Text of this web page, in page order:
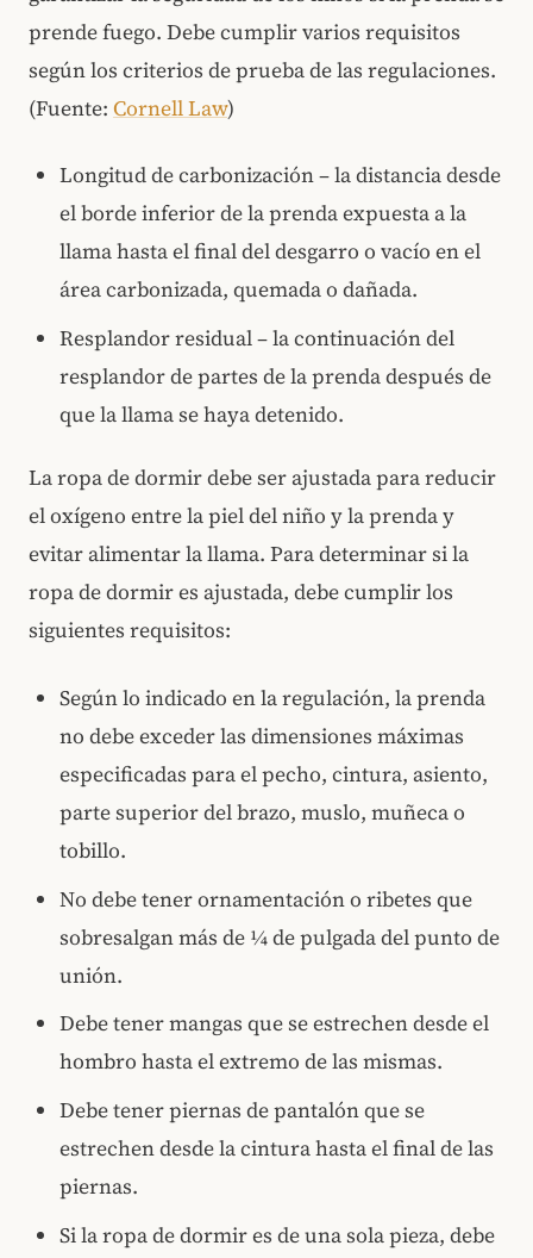
prende fuego. Debe cumplir varios requisitos
según los criterios de prueba de las regulaciones.
(Fuente: Cornell Law)
Longitud de carbonización – la distancia desde
el borde inferior de la prenda expuesta a la
llama hasta el final del desgarro o vacío en el
área carbonizada, quemada o dañada.
Resplandor residual – la continuación del
resplandor de partes de la prenda después de
que la llama se haya detenido.
La ropa de dormir debe ser ajustada para reducir
el oxígeno entre la piel del niño y la prenda y
evitar alimentar la llama. Para determinar si la
ropa de dormir es ajustada, debe cumplir los
siguientes requisitos:
Según lo indicado en la regulación, la prenda
no debe exceder las dimensiones máximas
especificadas para el pecho, cintura, asiento,
parte superior del brazo, muslo, muñeca o
tobillo.
No debe tener ornamentación o ribetes que
sobresalgan más de ¼ de pulgada del punto de
unión.
Debe tener mangas que se estrechen desde el
hombro hasta el extremo de las mismas.
Debe tener piernas de pantalón que se
estrechen desde la cintura hasta el final de las
piernas.
Si la ropa de dormir es de una sola pieza, debe